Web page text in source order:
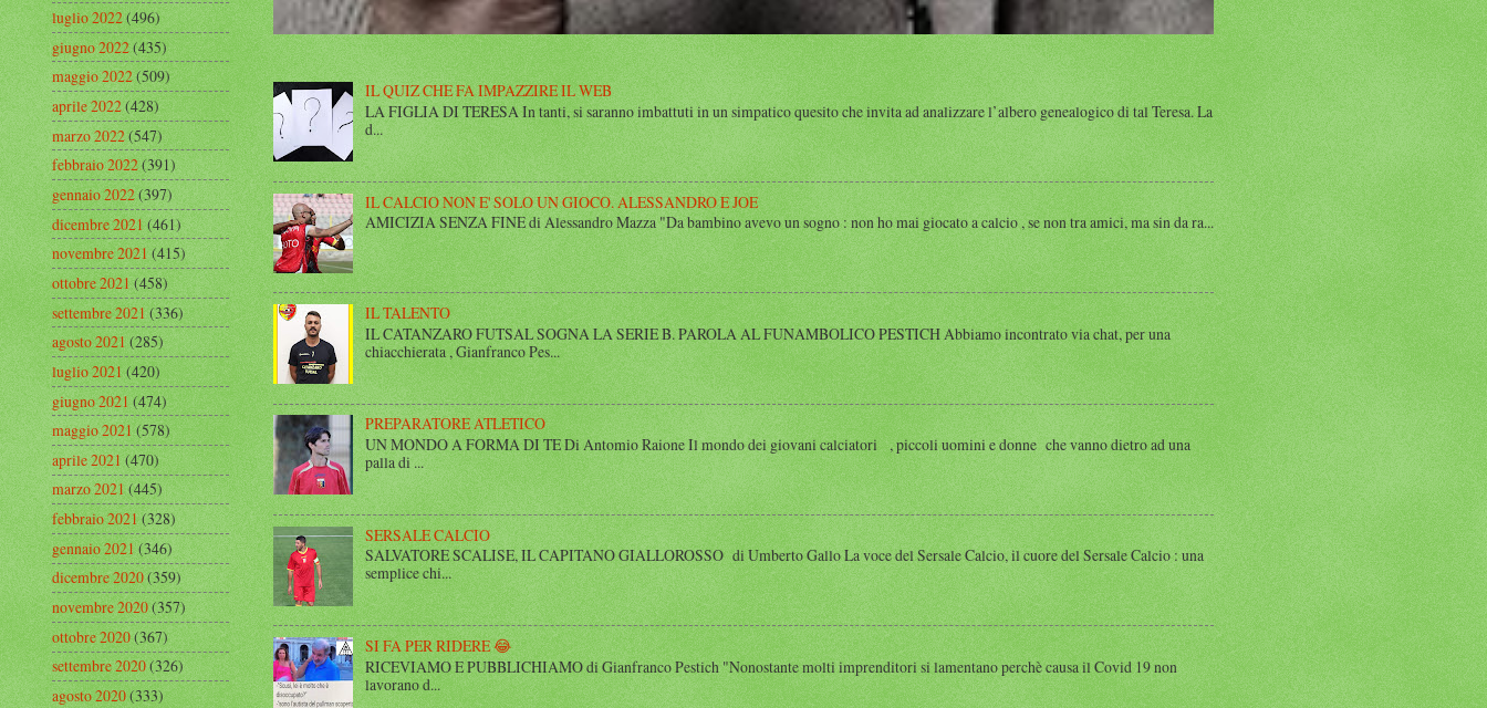
IL QUIZ CHE FA IMPAZZIRE IL WEB
LA FIGLIA DI TERESA In tanti, si saranno imbattuti in un simpatico quesito che invita ad analizzare l’albero genealogico di tal Teresa. La
d...
IL CALCIO NON E' SOLO UN GIOCO. ALESSANDRO E JOE
AMICIZIA SENZA FINE di Alessandro Mazza "Da bambino avevo un sogno : non ho mai giocato a calcio , se non tra amici, ma sin da ra...
IL TALENTO
IL CATANZARO FUTSAL SOGNA LA SERIE B. PAROLA AL FUNAMBOLICO PESTICH Abbiamo incontrato via chat, per una
chiacchierata , Gianfranco Pes...
PREPARATORE ATLETICO
UN MONDO A FORMA DI TE Di Antomio Raione Il mondo dei giovani calciatori , piccoli uomini e donne che vanno dietro ad una
palla di ...
SERSALE CALCIO
SALVATORE SCALISE, IL CAPITANO GIALLOROSSO di Umberto Gallo La voce del Sersale Calcio, il cuore del Sersale Calcio : una
semplice chi...
SI FA PER RIDERE 😂
RICEVIAMO E PUBBLICHIAMO di Gianfranco Pestich "Nonostante molti imprenditori si lamentano perchè causa il Covid 19 non
lavorano d...
luglio 2022(496)
giugno 2022(435)
maggio 2022(509)
aprile 2022(428)
marzo 2022(547)
febbraio 2022(391)
gennaio 2022(397)
dicembre 2021(461)
novembre 2021(415)
ottobre 2021(458)
settembre 2021(336)
agosto 2021(285)
luglio 2021(420)
giugno 2021(474)
maggio 2021(578)
aprile 2021(470)
marzo 2021(445)
febbraio 2021(328)
gennaio 2021(346)
dicembre 2020(359)
novembre 2020(357)
ottobre 2020(367)
settembre 2020(326)
agosto 2020(333)